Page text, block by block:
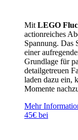
Mit LEGO
actionreiches
Spannung. Das
einer
Grundlage für
detailgetreuen
laden dazu ein,
Momente
Mehr
45€ bei